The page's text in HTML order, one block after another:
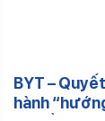
BYT –
hành